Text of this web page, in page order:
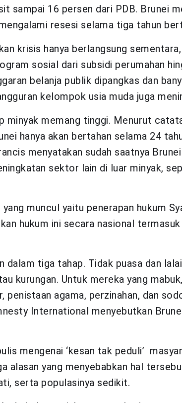
sampai 16 persen dari PDB. Brunei
resesi selama tiga tahun
krisis hanya berlangsung
sosial dari subsidi perumahan
belanja publik dipangkas dan
kelompok usia muda juga
minyak memang tinggi. Menurut
hanya akan bertahan selama 24
menyatakan sudah saatnya
sektor lain di luar minyak,
muncul yaitu penerapan hukum
hukum ini secara nasional
dalam tiga tahap. Tidak puasa dan
kurungan. Untuk mereka yang
penistaan agama, perzinahan, dan
International menyebutkan
mengenai ‘kesan tak peduli’
alasan yang menyebabkan hal
serta populasinya sedikit.